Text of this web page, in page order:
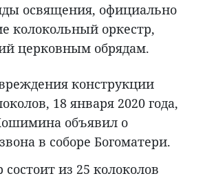
освящения, официально
колокольный оркестр,
церковным обрядам.
конструкции
18 января 2020 года,
объявил о
в соборе Богоматери.
из 25 колоколов